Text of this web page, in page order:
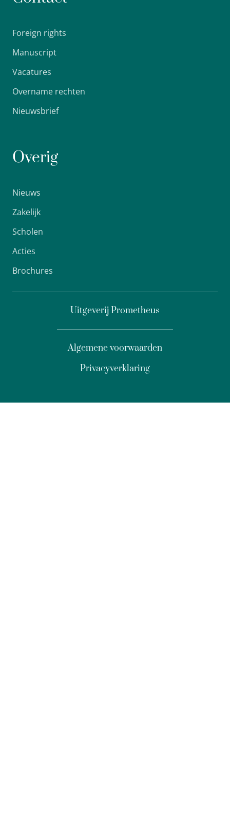
Foreign rights
Manuscript
Vacatures
Overname rechten
Nieuwsbrief
Overig
Nieuws
Zakelijk
Scholen
Acties
Brochures
Uitgeverij Prometheus
Privacyverklaring
Algemene voorwaarden